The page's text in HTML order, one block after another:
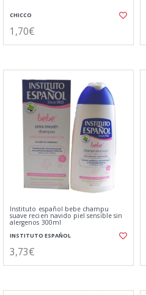
CHICCO
1,70€
Instituto español bebe champu
suave recien navido piel sensible sin
alergenos 300ml
INSTITUTO ESPAÑOL
3,73€